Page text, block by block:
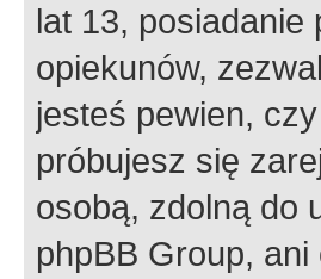
lat 13,
opiekunów,
jesteś pewien,
próbujesz się
osobą, zdolną do
phpBB Group,